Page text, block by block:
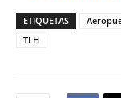
ETIQUETAS
TLH